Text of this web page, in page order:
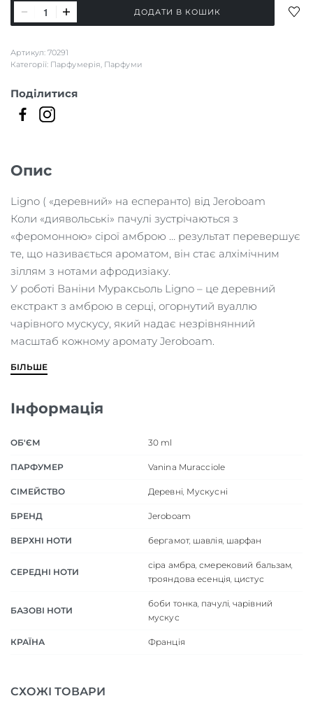
кількість
ДОДАТИ В КОШИК
Артикул: 70291
Категорії: Парфумерія, Парфуми
Поділитися
Опис
Ligno ( «деревний» на есперанто) від Jeroboam
Коли «диявольські» пачулі зустрічаються з
«феромонною» сірої амброю … результат перевершує
те, що називається ароматом, він стає алхімічним
зіллям з нотами афродизіаку.
У роботі Ваніни Мураксьоль Ligno – це деревний
екстракт з амброю в серці, огорнутий вуаллю
чарівного мускусу, який надає незрівнянний
масштаб кожному аромату Jeroboam.
БІЛЬШЕ
Інформація
ОБ'ЄМ 30 ml
ПАРФУМЕР Vanina Muracciole
СІМЕЙСТВО Деревні Мускусні
БРЕНД Jeroboam
ВЕРХНІ НОТИ бергамот, шавлія шарфан
СЕРЕДНІ НОТИ
сіра амбра ,смерековий бальзам
трояндова есенція цистус
БАЗОВІ НОТИ
боби тонка пачулі чарівний
мускус
КРАЇНА Франція
СХОЖІ ТОВАРИ